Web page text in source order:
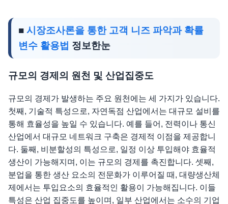
■ 시장조사론을 통한 고객 니즈 파악과 확률
변수 활용법 정보한눈
규모의 경제의 원천 및 산업집중도
규모의 경제가 발생하는 주요 원천에는 세 가지가 있습니다.
첫째, 기술적 특성으로, 자연독점 산업에서는 대규모 설비를
통해 효율성을 높일 수 있습니다. 예를 들어, 전력이나 통신
산업에서 대규모 네트워크 구축은 경제적 이점을 제공합니
다. 둘째, 비분할성의 특성으로, 일정 이상 투입해야 효율적
생산이 가능해지며, 이는 규모의 경제를 촉진합니다. 셋째,
분업을 통한 생산 요소의 전문화가 이루어질 때, 대량생산체
제에서는 투입요소의 효율적인 활용이 가능해집니다. 이들
특성은 산업 집중도를 높이며, 일부 산업에서는 소수의 기업